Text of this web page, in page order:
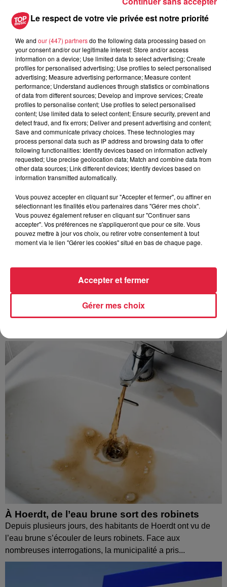
A lire aussi
16h00
À Hoerdt, de l’eau brune sort des
robinets
15h54
Tags antisémites à Strasbourg :
Catherine Trautmann réagit
14h33
Au zoo de Mulhouse : rencontre
avec les flamants rouges
À découvrir également
À Hoerdt, de l’eau brune sort des robinets
Depuis plusieurs jours, des habitants de Hoerdt ont vu de
l’eau brune s’écouler de leurs robinets. Face aux
nombreuses interrogations, la municipalité a pris...
Le respect de votre vie privée est notre priorité
We and our (447) partnersdo the following data processing based on
your consent and/or our legitimate interest: Store and/or access
information on a device; Use limited data to select advertising; Create
profiles for personalised advertising; Use profiles to select personalised
advertising; Measure advertising performance; Measure content
performance; Understand audiences through statistics or combinations
of data from different sources; Develop and improve services; Create
profiles to personalise content; Use profiles to select personalised
content; Use limited data to select content; Ensure security, prevent and
detect fraud, and fix errors; Deliver and present advertising and content;
Save and communicate privacy choices. These technologies may
process personal data such as IP address and browsing data to offer
following functionalities: Identify devices based on information actively
requested; Use precise geolocation data; Match and combine data from
other data sources; Link different devices; Identify devices based on
information transmitted automatically.
Vous pouvez accepter en cliquant sur "Accepter et fermer", ou affiner en
sélectionnant les finalités et/ou partenaires dans "Gérer mes choix".
Vous pouvez également refuser en cliquant sur "Continuer sans
accepter". Vos préférences ne s'appliqueront que pour ce site. Vous
pouvez mettre à jour vos choix, ou retirer votre consentement à tout
moment via le lien "Gérer les cookies" situé en bas de chaque page.
Gérer mes choix
Accepter et fermer